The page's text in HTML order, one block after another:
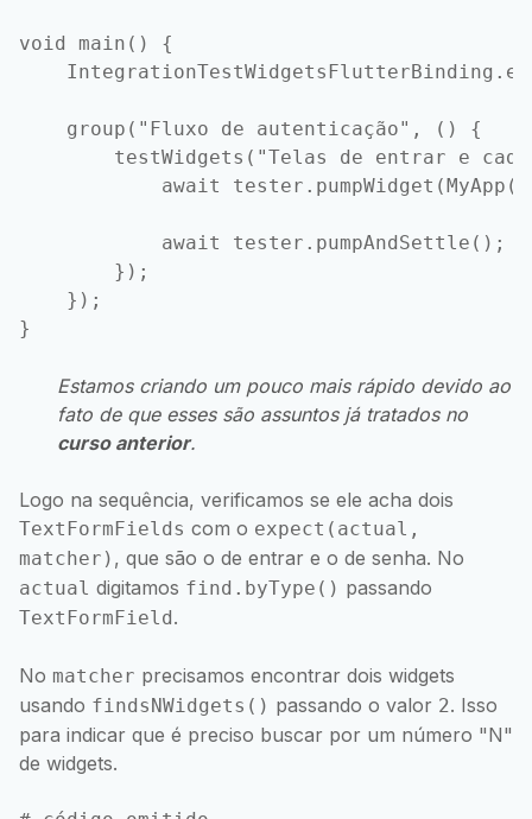
void main() {
    group("Fluxo de autenticação", () {
testWidgets("Telas de entrar e
await
            await tester.pumpAndSettle();
        });
    });
Estamos criando um pouco mais rápido devido ao
fato de que esses são assuntos já tratados no
curso anterior.
Logo na sequência, verificamos se ele acha dois
TextFormFields com o expect(actual,
matcher) , que são o de entrar e o de senha. No
actual digitamos find.byType() passando
TextFormField .
No matcher precisamos encontrar dois widgets
usando findsNWidgets() passando o valor 2. Isso
para indicar que é preciso buscar por um número "N"
de widgets.